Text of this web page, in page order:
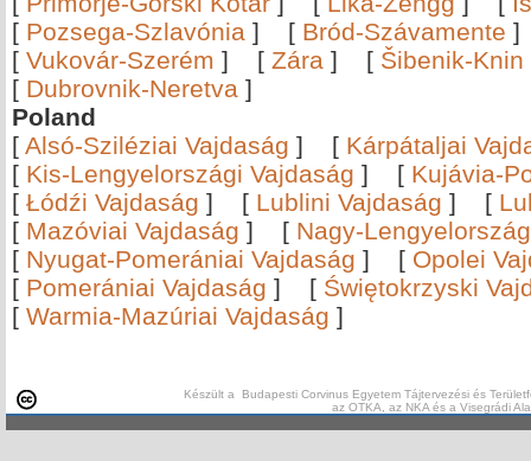
[ Pozsega-Szlavónia ] [ Bród-Szávamente
[ Vukovár-Szerém ] [ Zára ] [ Šibenik-Knin
[ Dubrovnik-Neretva ]
Poland
[ Alsó-Sziléziai Vajdaság ] [ Kárpátaljai
[ Kis-Lengyelországi Vajdaság ] [ Kujávia-
[ Łódźi Vajdaság ] [ Lublini Vajdaság ] [
[ Mazóviai Vajdaság ] [ Nagy-
[ Nyugat-Pomerániai Vajdaság ] [ Opolei
[ Pomerániai Vajdaság ] [ Świętokrzyski
[ Warmia-Mazúriai Vajdaság ]
Készült a Budapesti Corvinus Egyetem Tájtervezési és
az OTKA, az NKA és a Visegrádi